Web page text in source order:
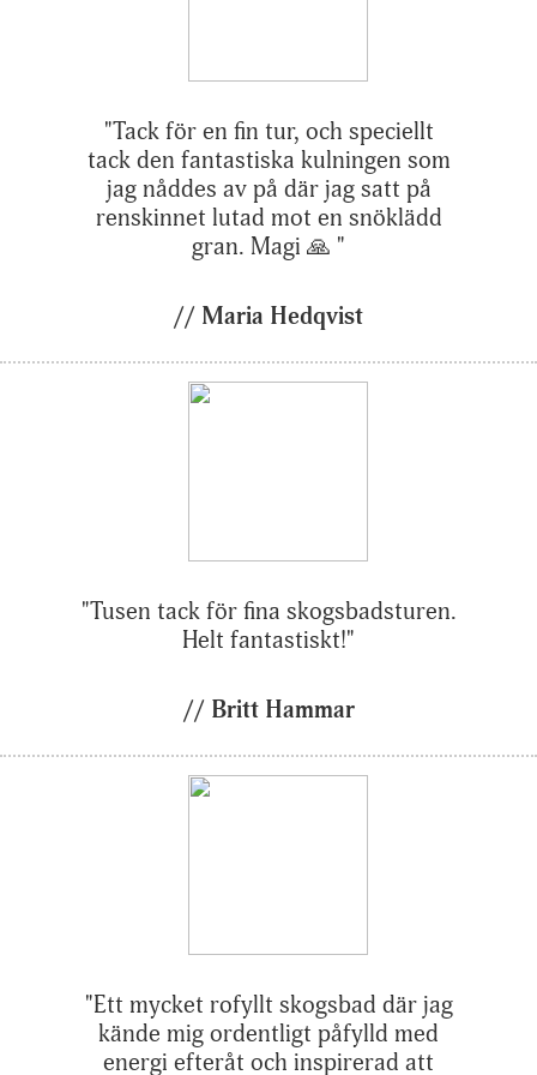
"Tack för en fin tur, och speciellt
tack den fantastiska kulningen som
jag nåddes av på där jag satt på
renskinnet lutad mot en snöklädd
gran. Magi 🙏 "
// Maria Hedqvist
"Tusen tack för fina skogsbadsturen.
Helt fantastiskt!"
// Britt Hammar
"Ett mycket rofyllt skogsbad där jag
kände mig ordentligt påfylld med
energi efteråt och inspirerad att
från
Marknadsföring
Genom att dela
med dig av dina
beteende när du
surfar ökar du
chansen att få se
personligt